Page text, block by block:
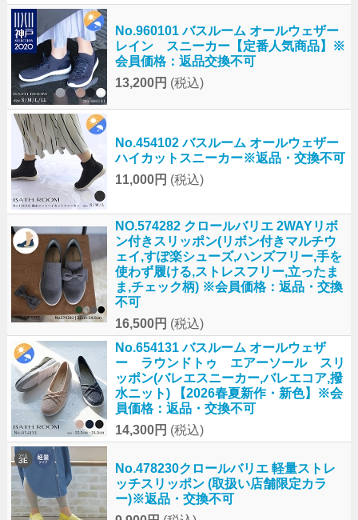
No.960101 バスルーム オールウェザー
レイン スニーカー【定番人気商品】※
会員価格：返品交換不可
13,200円 (税込)
No.454102 バスルーム オールウェザー
ハイカットスニーカー※返品・交換不可
11,000円 (税込)
NO.574282 クロールバリエ 2WAYリボ
ン付きスリッポン(リボン付きマルチウ
ェイ,すぽ楽シューズ,ハンズフリー,手を
使わず履ける,ストレスフリー,立ったま
ま,チェック柄) ※会員価格：返品・交換
不可
16,500円 (税込)
No.654131 バスルーム オールウェザ
ー ラウンドトゥ エアーソール スリ
ッポン(バレエスニーカー,バレエコア,撥
水ニット) 【2026春夏新作・新色】※会
員価格：返品・交換不可
14,300円 (税込)
No.478230クロールバリエ 軽量ストレ
ッチスリッポン (取扱い店舗限定カラ
ー)※返品・交換不可